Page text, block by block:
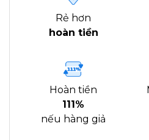
Rẻ hơn
hoàn tiền
Hoàn tiền
111%
nếu hàng giả